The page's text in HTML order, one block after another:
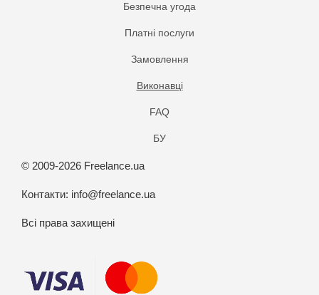
Безпечна угода
Платнi послуги
Замовлення
Виконавці
FAQ
БУ
© 2009-2026 Freelance.ua
Контакти: info@freelance.ua
Всі права захищені